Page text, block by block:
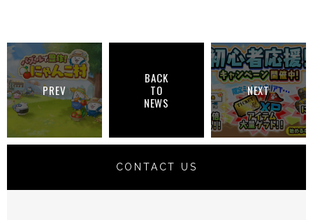
PREV
BACK
TO
NEWS
NEXT
CONTACT US